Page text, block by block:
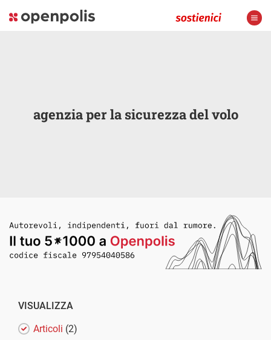
agenzia per la sicurezza del volo
VISUALIZZA
Articoli (2)